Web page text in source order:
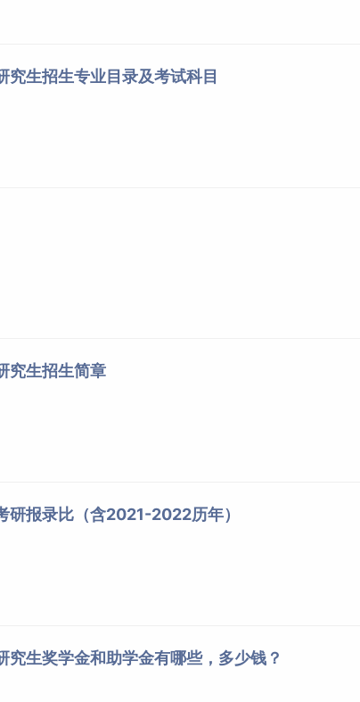
2年
班、双语集中班或英文班
生招生专业目录及考试科目
究生招生简章
研报录比（含2021-2022历年）
生奖学金和助学金有哪些，多少钱？